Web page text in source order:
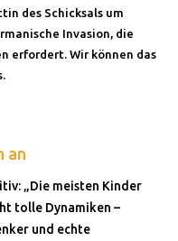
des Schicksals um
Invasion, die
erfordert. Wir können das
an
„Die meisten Kinder
tolle Dynamiken –
und echte